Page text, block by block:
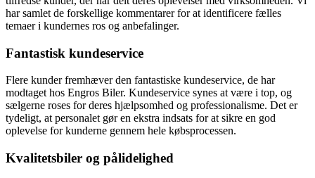
har samlet de forskellige kommentarer for at identificere fælles
temaer i kundernes ros og anbefalinger.
Fantastisk kundeservice
Flere kunder fremhæver den fantastiske kundeservice, de har
modtaget hos Engros Biler. Kundeservice synes at være i top, og
sælgerne roses for deres hjælpsomhed og professionalisme. Det er
tydeligt, at personalet gør en ekstra indsats for at sikre en god
oplevelse for kunderne gennem hele købsprocessen.
Kvalitetsbiler og pålidelighed